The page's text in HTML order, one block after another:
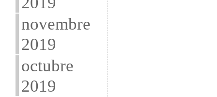
novembre
2019
octubre
2019